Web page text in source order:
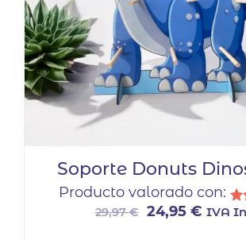
Soporte Donuts
Producto valorado con:
29,97€ El
24,95 €El
IVA